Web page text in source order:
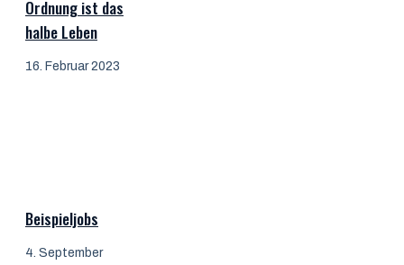
Ordnung ist das
halbe Leben
16. Februar 2023
Beispieljobs
4. September